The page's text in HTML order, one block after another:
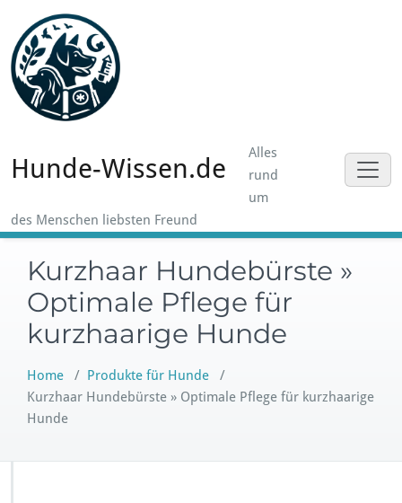
content
Hunde-Wissen.de
Alles
rund
um
des Menschen liebsten Freund
Kurzhaar Hundebürste »
Optimale Pflege für
kurzhaarige Hunde
Home / Produkte für Hunde /
Kurzhaar Hundebürste » Optimale Pflege für kurzhaarige
Hunde